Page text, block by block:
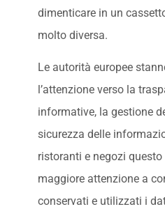
dimenticare in un
molto diversa.
Le autorità europee
l’attenzione verso la
informative, la gestione
sicurezza delle
ristoranti e negozi
maggiore attenzione a
conservati e utilizzati i